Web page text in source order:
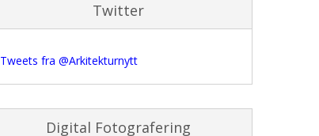
Twitter
Tweets fra @Arkitekturnytt
Digital Fotografering